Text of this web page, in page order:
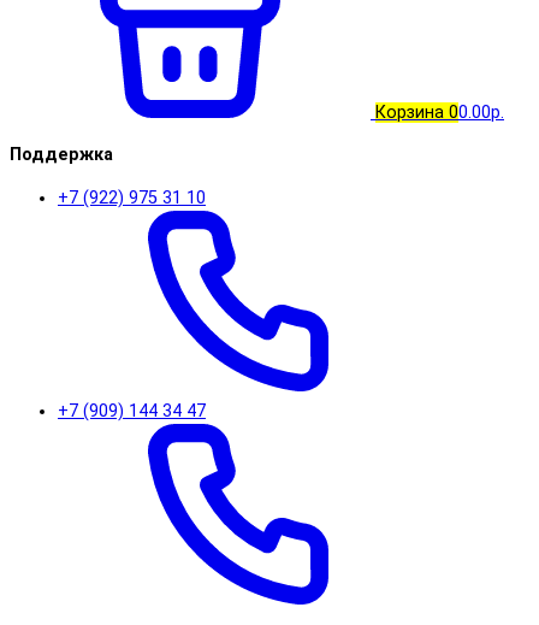
Корзина 00.00р.
Поддержка
+7 (922) 975 31 10
+7 (909) 144 34 47